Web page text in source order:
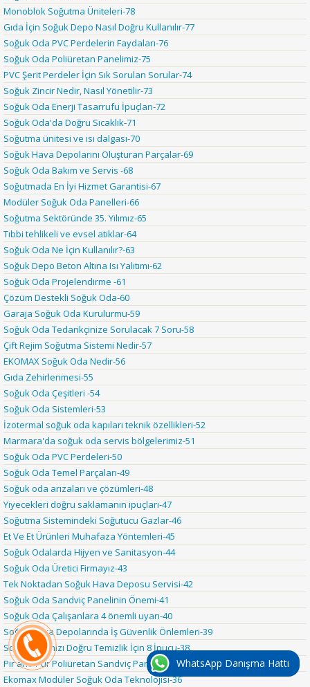
Monoblok Soğutma Üniteleri-78
Gıda İçin Soğuk Depo Nasıl Doğru Kullanılır-77
Soğuk Oda PVC Perdelerin Faydaları-76
Soğuk Oda Poliüretan Panelimiz-75
PVC Şerit Perdeler İçin Sık Sorulan Sorular-74
Soğuk Zincir Nedir, Nasıl Yönetilir-73
Soğuk Oda Enerji Tasarrufu İpuçları-72
Soğuk Oda'da Doğru Sıcaklık-71
Soğutma ünitesi ve ısı dalgası-70
Soğuk Hava Depolarını Oluşturan Parçalar-69
Soğuk Oda Bakım ve Servis -68
Soğutmada En İyi Hizmet Garantisi-67
Modüler Soğuk Oda Panelleri-66
Soğutma Sektöründe 35. Yılımız-65
Tıbbi tehlikeli ve evsel atıklar-64
Soğuk Oda Ne İçin Kullanılır?-63
Soğuk Depo Beton Altına Isı Yalıtımı-62
Soğuk Oda Projelendirme -61
Çözüm Destekli Soğuk Oda-60
Garaja Soğuk Oda Kurulurmu-59
Soğuk Oda Tedarikçinize Sorulacak 7 Soru-58
Çift Rejim Soğutma Sistemi Nedir-57
EKOMAX Soğuk Oda Nedir-56
Gıda Zehirlenmesi-55
Soğuk Oda Çeşitleri -54
Soğuk Oda Sistemleri-53
İzotermal soğuk oda kapıları teknik özellikleri-52
Marmara'da soğuk oda servis bölgelerimiz-51
Soğuk Oda PVC Perdeleri-50
Soğuk Oda Temel Parçaları-49
Soğuk oda arızaları ve çözümleri-48
Yiyecekleri doğru saklamanın ipuçları-47
Soğutma Sistemindeki Soğutucu Gazlar-46
Et Ve Et Ürünleri Muhafaza Yöntemleri-45
Soğuk Odalarda Hijyen ve Sanitasyon-44
Soğuk Oda Üretici Firmayız-43
Tek Noktadan Soğuk Hava Deposu Servisi-42
Soğuk Oda Sandviç Panelinin Önemi-41
Soğuk Oda Çalışanlara 4 önemli uyarı-40
Soğuk Hava Depolarında İş Güvenlik Önlemleri-39
Soğuk Odanızı Doğru Temizlik İçin 8 İpucu-38
Pir and Pur Poliüretan Sandviç Panel Özellikleri-37
Ekomax Modüler Soğuk Oda Teknolojisi-36
WhatsApp Danışma Hattı